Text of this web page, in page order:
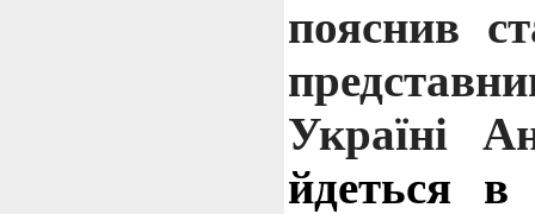
пояснив
Україні
йдеться в